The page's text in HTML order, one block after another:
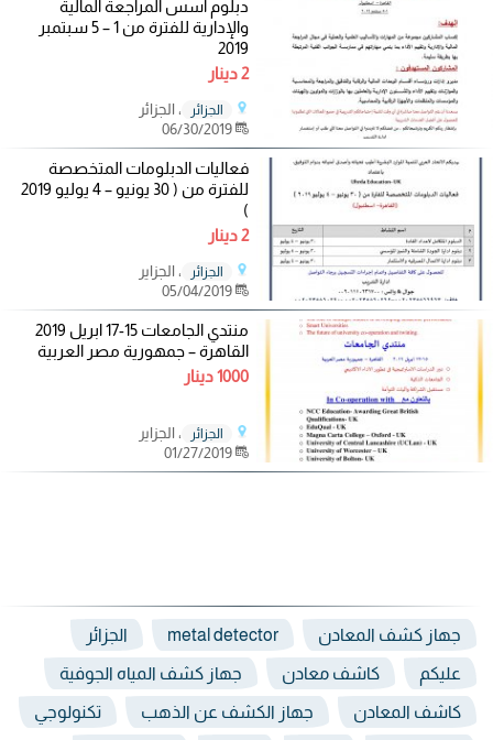
دبلوم أسس المراجعة المالية
والإدارية للفترة من 1 – 5 سبتمبر
2019
2 دينار
الجزائر
، الجزائر
06/30/2019
فعاليات الدبلومات المتخصصة
للفترة من ( 30 يونيو – 4 يوليو 2019
)
2 دينار
الجزائر
، الجزاير
05/04/2019
منتدي الجامعات 15-17 ابريل 2019
القاهرة – جمهورية مصر العربية
1000 دينار
الجزائر
، الجزاير
01/27/2019
جهاز كشف المعادن metal detector الجزائر
عليكم كاشف معادن جهاز كشف المياه الجوفية
كاشف المعادن جهاز الكشف عن الذهب تكنولوجي